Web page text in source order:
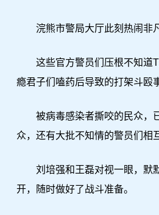
浣熊市警局大厅此刻热闹非凡
这些官方警员们压根不知道T
瘾君子们嗑药后导致的打架斗殴
被病毒感染者撕咬的民众，
众，还有大批不知情的警员们相
刘培强和王磊对视一眼，默
开，随时做好了战斗准备。